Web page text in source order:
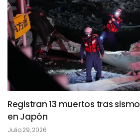
Registran 13 muertos tras
en Japón
Julio 29, 2026